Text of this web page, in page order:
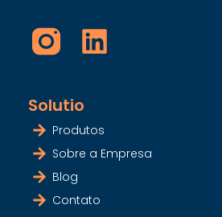
Solutio
Produtos
Sobre a Empresa
Blog
Contato